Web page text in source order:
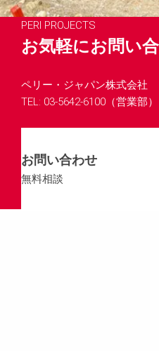
PERI PROJECTS
お気軽にお問い
ペリー・ジャパン株式会社
TEL: 03-5642-6100（営業部）
お問い合わせ
無料相談